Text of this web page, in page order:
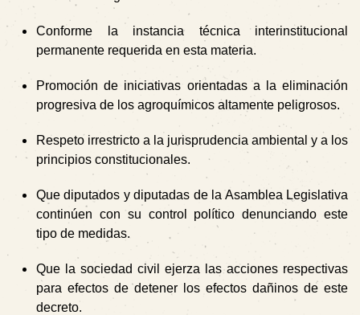
Conforme la instancia técnica interinstitucional
permanente requerida en esta materia.
Promoción de iniciativas orientadas a la eliminación
progresiva de los agroquímicos altamente peligrosos.
Respeto irrestricto a la jurisprudencia ambiental y a los
principios constitucionales.
Que diputados y diputadas de la Asamblea Legislativa
continúen con su control político denunciando este
tipo de medidas.
Que la sociedad civil ejerza las acciones respectivas
para efectos de detener los efectos dañinos de este
decreto.